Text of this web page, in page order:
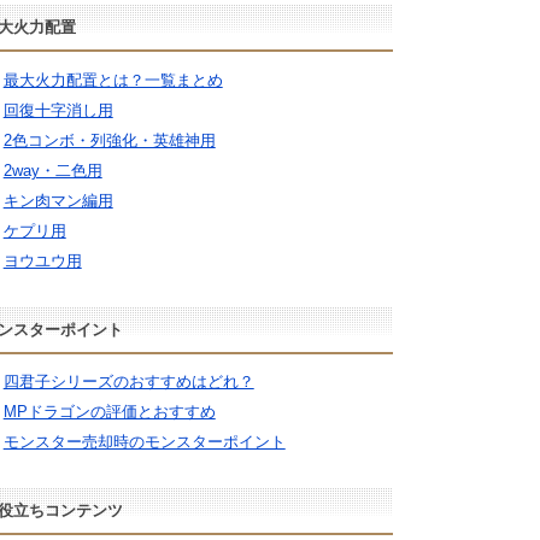
火力配置
最大火力配置とは？一覧まとめ
回復十字消し用
2色コンボ・列強化・英雄神用
2way・二色用
キン肉マン編用
ケプリ用
ヨウユウ用
スターポイント
四君子シリーズのおすすめはどれ？
MPドラゴンの評価とおすすめ
モンスター売却時のモンスターポイント
立ちコンテンツ